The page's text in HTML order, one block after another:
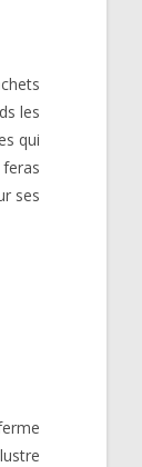
les
qui
ses